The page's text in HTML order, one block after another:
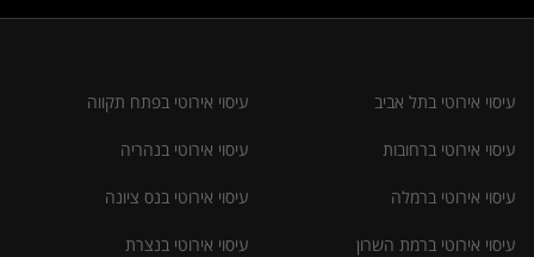
עיסוי אירוטי בתל אביב
עיסוי אירוטי ברחובות
עיסוי אירוטי ברמלה
עיסוי אירוטי ברמת השרון
עיסוי אירוטי בפתח תקווה
עיסוי אירוטי בנהריה
עיסוי אירוטי בנס ציונה
עיסוי אירוטי בנצרת